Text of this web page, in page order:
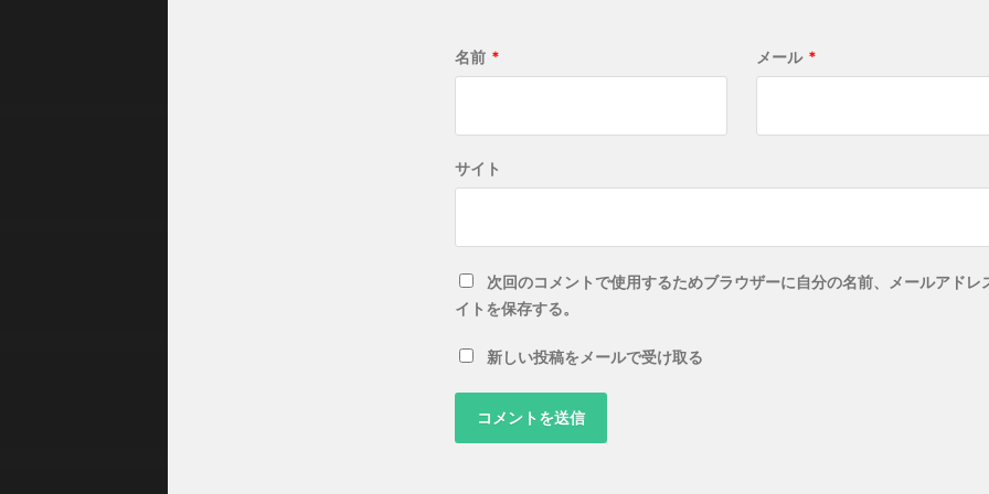
名前 * メール *
サイト
次回のコメントで使用するためブラウザーに自分の名前、メールアドレ
イトを保存する。
新しい投稿をメールで受け取る